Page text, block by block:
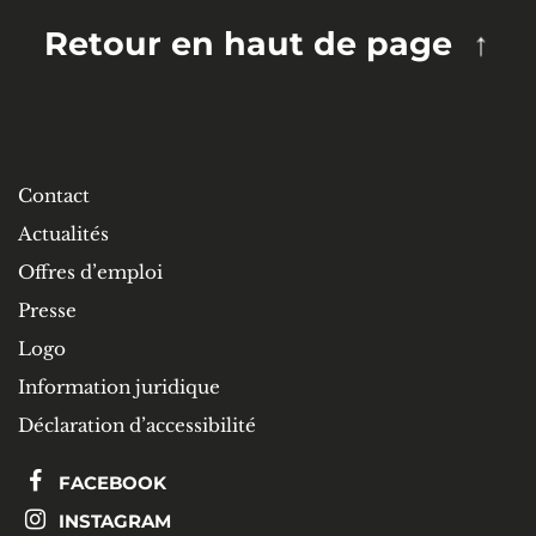
Retour en haut de page
Contact
Actualités
Offres d’emploi
Presse
Logo
Information juridique
Déclaration d’accessibilité
FACEBOOK
INSTAGRAM